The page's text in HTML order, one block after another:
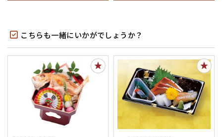
こちらも一緒にいかがでしょうか？